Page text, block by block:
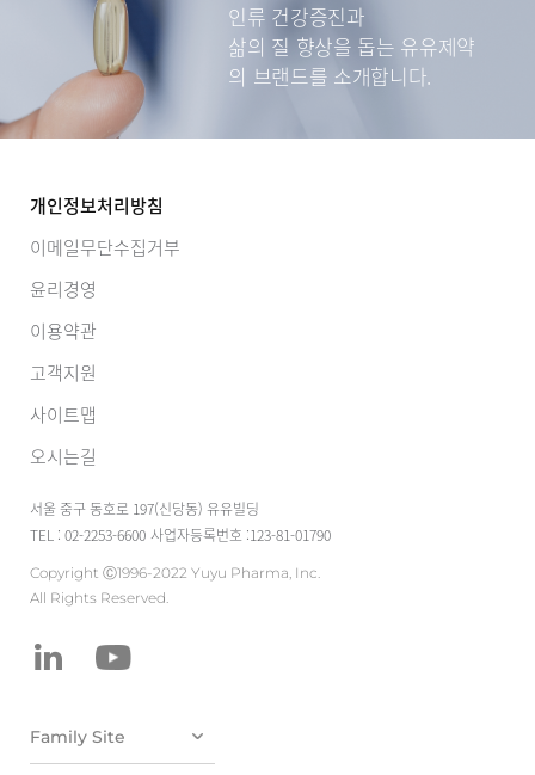
인류 건강증진과
삶의 질 향상을 돕는 유유제약
의 브랜드를 소개합니다.
개인정보처리방침
이메일무단수집거부
윤리경영
이용약관
고객지원
사이트맵
오시는길
서울 중구 동호로 197(신당동) 유유빌딩
TEL : 02-2253-6600 사업자등록번호 :123-81-01790
Copyright Ⓒ1996-2022 Yuyu Pharma, Inc.
All Rights Reserved.
유유테이진메디
케어